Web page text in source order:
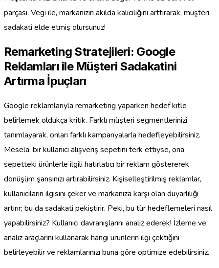
parçası. Vegi ile, markanızın akılda kalıcılığını arttırarak, müşteri
sadakati elde etmiş olursunuz!
Remarketing Stratejileri: Google
Reklamları ile Müşteri Sadakatini
Artırma İpuçları
Google reklamlarıyla remarketing yaparken hedef kitle
belirlemek oldukça kritik. Farklı müşteri segmentlerinizi
tanımlayarak, onları farklı kampanyalarla hedefleyebilirsiniz.
Mesela, bir kullanıcı alışveriş sepetini terk ettiyse, ona
sepetteki ürünlerle ilgili hatırlatıcı bir reklam göstererek
dönüşüm şansınızı artırabilirsiniz. Kişiselleştirilmiş reklamlar,
kullanıcıların ilgisini çeker ve markanıza karşı olan duyarlılığı
artırır; bu da sadakati pekiştirir. Peki, bu tür hedeflemeleri nasıl
yapabilirsiniz? Kullanıcı davranışlarını analiz ederek! İzleme ve
analiz araçlarını kullanarak hangi ürünlerin ilgi çektiğini
belirleyebilir ve reklamlarınızı buna göre optimize edebilirsiniz.